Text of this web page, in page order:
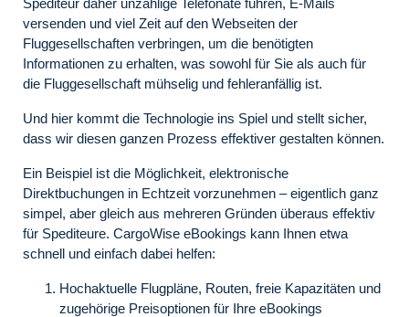
versenden und viel Zeit auf den Webseiten der
Fluggesellschaften verbringen, um die benötigten
Informationen zu erhalten, was sowohl für Sie als auch für
die Fluggesellschaft mühselig und fehleranfällig ist.
Und hier kommt die Technologie ins Spiel und stellt sicher,
dass wir diesen ganzen Prozess effektiver gestalten können.
Ein Beispiel ist die Möglichkeit, elektronische
Direktbuchungen in Echtzeit vorzunehmen – eigentlich ganz
simpel, aber gleich aus mehreren Gründen überaus effektiv
für Spediteure. CargoWise eBookings kann Ihnen etwa
schnell und einfach dabei helfen:
Hochaktuelle Flugpläne, Routen, freie Kapazitäten und
zugehörige Preisoptionen für Ihre eBookings